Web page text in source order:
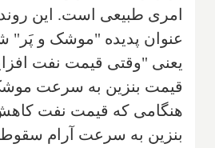
امری طبیعی است. این
عنوان پدیده "موشک و پَر"
یعنی "وقتی قیمت نفت
قیمت بنزین به سرعت موشک
هنگامی که قیمت نفت
بنزین به سرعت آرام سقوط